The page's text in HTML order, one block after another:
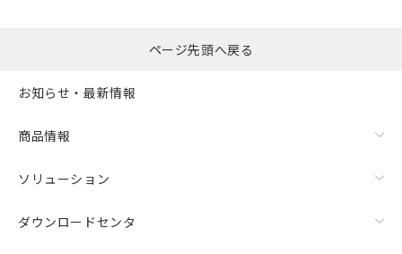
ページ先頭へ戻る
お知らせ・最新情報
商品情報
ソリューション
ダウンロードセンタ